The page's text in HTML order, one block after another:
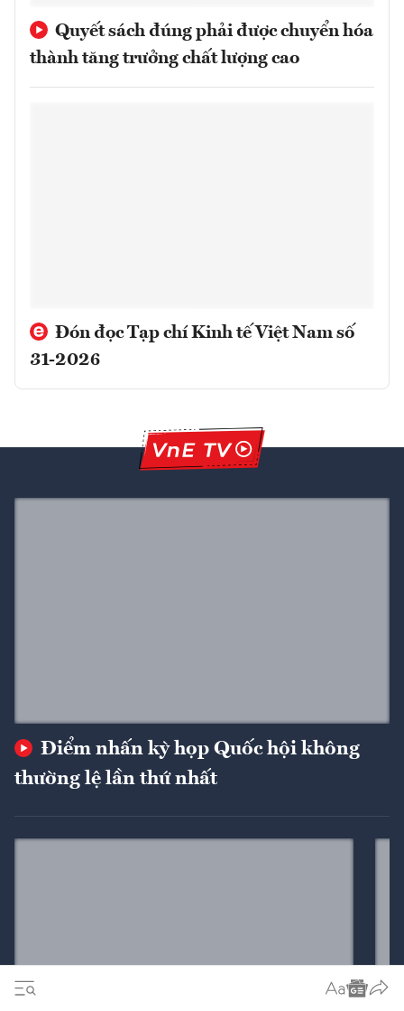
Quyết sách đúng phải được chuyển hóa
thành tăng trưởng chất lượng cao
Đón đọc Tạp chí Kinh tế Việt Nam số
31-2026
Điểm nhấn kỳ họp Quốc hội không
thường lệ lần thứ nhất